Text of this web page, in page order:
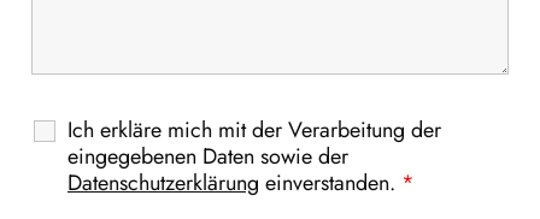
Ich erkläre mich mit der Verarbeitung der
eingegebenen Daten sowie der
Datenschutzerklärung einverstanden. *